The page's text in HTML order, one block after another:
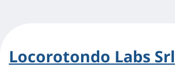
Locorotondo Labs Srl